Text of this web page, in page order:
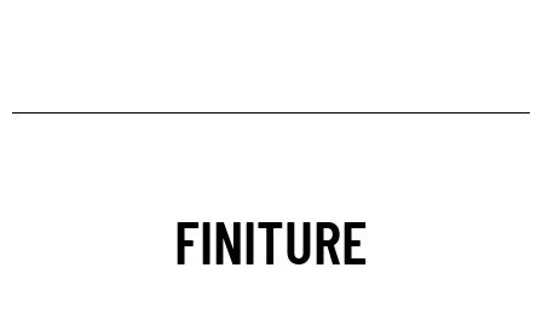
FINITURE